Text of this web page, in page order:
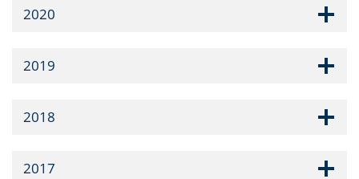
2020
2019
2018
2017